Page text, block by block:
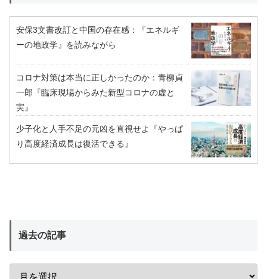
安保3文書改訂と中国の存在感：『エネルギ
ーの地政学』を読みながら
コロナ対策は本当に正しかったのか：青柳貞
一郎『臨床現場からみた新型コロナの虚と
実』
少子化と人手不足の元凶を直視せよ『やっぱ
り高度経済成長は復活できる』
過去の記事